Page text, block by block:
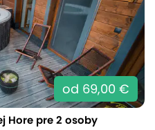
od 69,00 €
Hore pre 2 osoby